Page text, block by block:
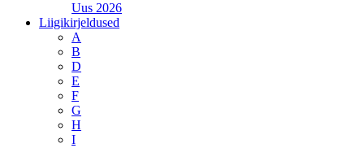
Uus 2026
Liigikirjeldused
A
B
D
E
F
G
H
I